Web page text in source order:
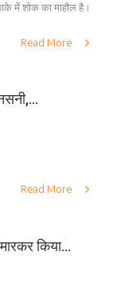
में शोक का माहौल है।
Read More
Read More
किया...